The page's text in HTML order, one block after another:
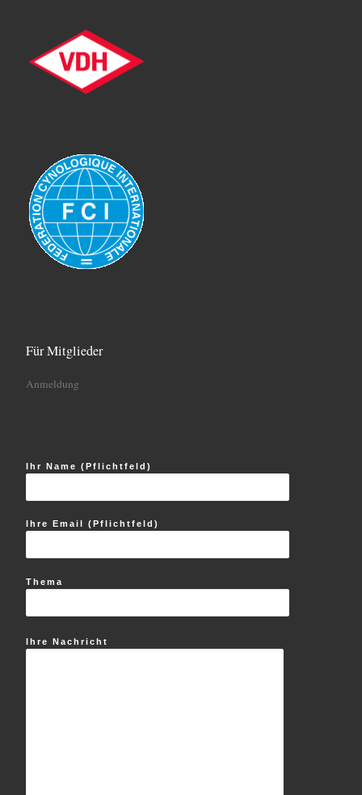
Für Mitglieder
Anmeldung
Ihr Name (Pflichtfeld)
Ihre Email (Pflichtfeld)
Thema
Ihre Nachricht